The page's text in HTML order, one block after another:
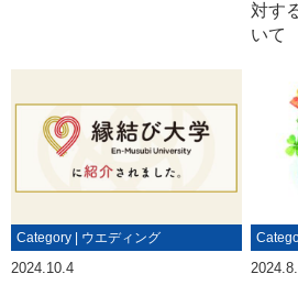
対す
いて
Category | ウエディング
2024.10.4